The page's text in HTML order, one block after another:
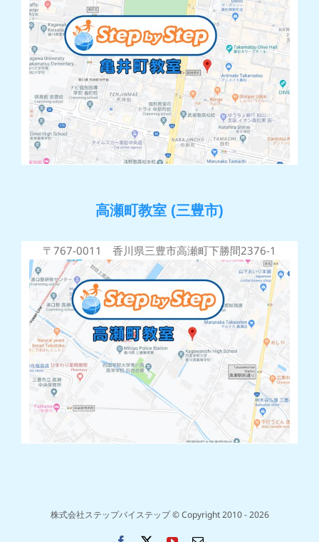
高瀬町教室 (三豊市)
〒767-0011 香川県三豊市高瀬町下勝間2376-1
株式会社ステップバイステップ © Copyright 2010 -2026